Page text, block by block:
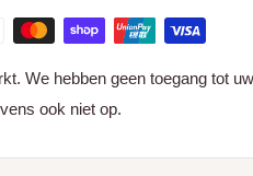
We hebben geen toegang tot uw
ook niet op.